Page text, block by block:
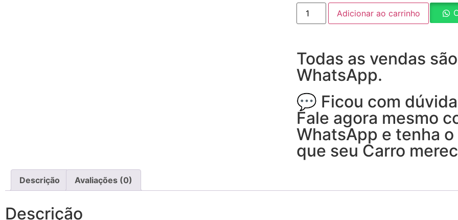
Adicionar ao carrinho
Todas as vendas
WhatsApp.
💬 Ficou com
Fale agora mesmo
WhatsApp e tenha
que seu Carro
Descrição Avaliações (0)
Descrição